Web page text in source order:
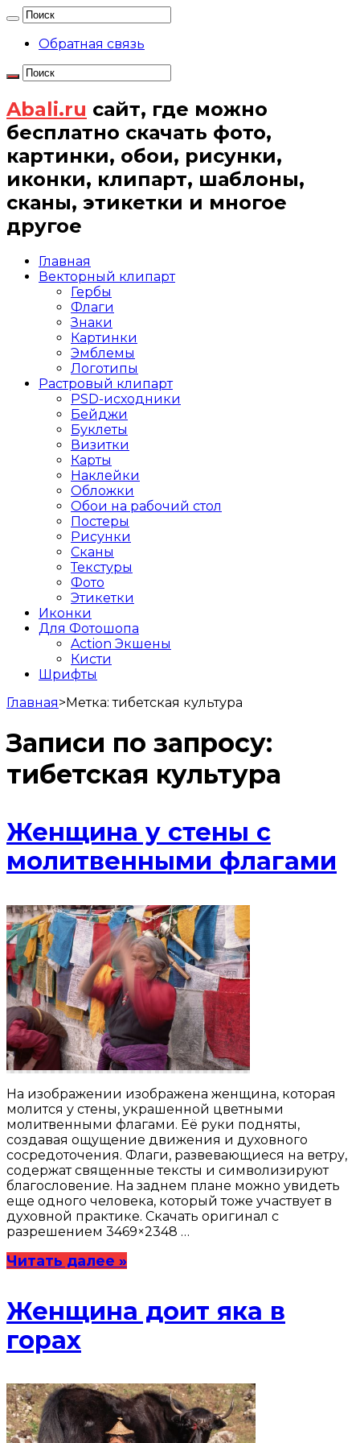
Обратная связь
Abali.ru сайт, где можно
бесплатно скачать фото,
картинки, обои, рисунки,
иконки, клипарт, шаблоны,
сканы, этикетки и многое
другое
Главная
Векторный клипарт
Гербы
Флаги
Знаки
Картинки
Эмблемы
Логотипы
Растровый клипарт
PSD-исходники
Бейджи
Буклеты
Визитки
Карты
Наклейки
Обложки
Обои на рабочий стол
Постеры
Рисунки
Сканы
Текстуры
Фото
Этикетки
Иконки
Для Фотошопа
Action Экшены
Кисти
Шрифты
Главная>Метка:тибетская культура
Записи по запросу:
тибетская культура
Женщина у стены с
молитвенными флагами
На изображении изображена женщина, которая
молится у стены, украшенной цветными
молитвенными флагами. Её руки подняты,
создавая ощущение движения и духовного
сосредоточения. Флаги, развевающиеся на ветру,
содержат священные тексты и символизируют
благословение. На заднем плане можно увидеть
еще одного человека, который тоже участвует в
духовной практике. Скачать оригинал с
разрешением 3469×2348 …
Читать далее »
Женщина доит яка в
горах